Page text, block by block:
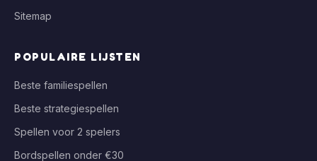
Sitemap
POPULAIRE LIJSTEN
Beste familiespellen
Beste strategiespellen
Spellen voor 2 spelers
Bordspellen onder €30